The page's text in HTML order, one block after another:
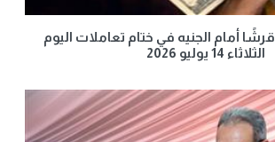
الدولار يرتفع 49 قرشًا أمام الجنيه في ختام تعاملات اليوم
الثلاثاء 14 يوليو 2026